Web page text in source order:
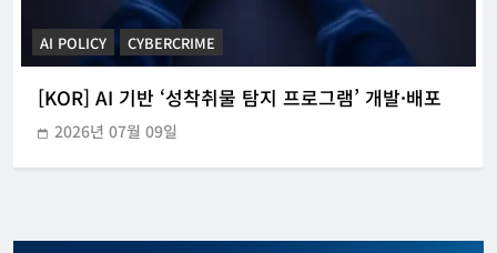
CYBERCRIME POLICE INVESTIGATION ANNOUNCEMENT
[KOR] 3대 참사 허위정보 퍼뜨린 피의자 구속
2026년 05월 31일